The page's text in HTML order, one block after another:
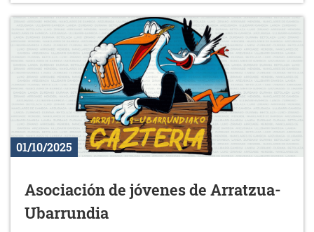
01/10/2025
Asociación de jóvenes de Arratzua-
Ubarrundia